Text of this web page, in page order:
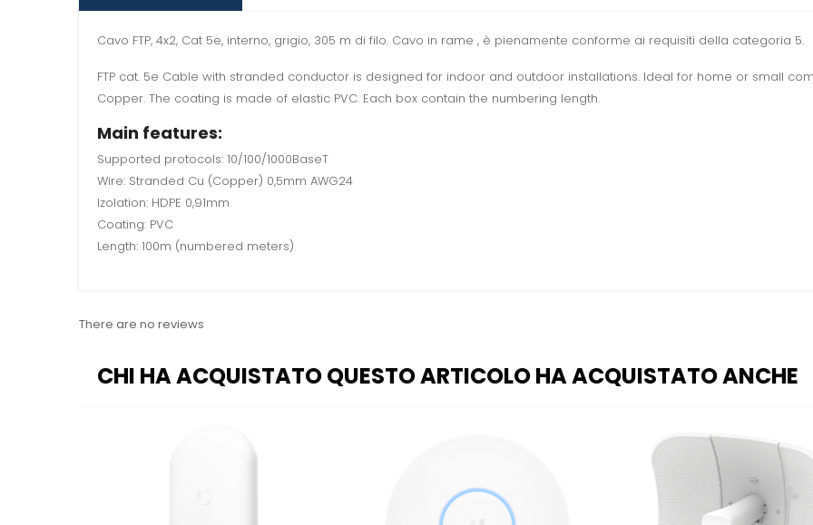
Cavo FTP, 4x2, Cat 5e, interno, grigio, 305 m di filo. Cavo in rame , è pienamente conforme ai requisiti della categoria 5.
FTP cat. 5e Cable with stranded conductor is designed for indoor and outdoor installations. Ideal for home or small
Copper. The coating is made of elastic PVC. Each box contain the numbering length.
Main features:
Supported protocols: 10/100/1000BaseT
Wire: Stranded Cu (Copper) 0,5mm AWG24
Izolation: HDPE 0,91mm
Coating: PVC
Length: 100m (numbered meters)
There are no reviews
CHI HA ACQUISTATO QUESTO ARTICOLO HA ACQUISTATO ANCHE